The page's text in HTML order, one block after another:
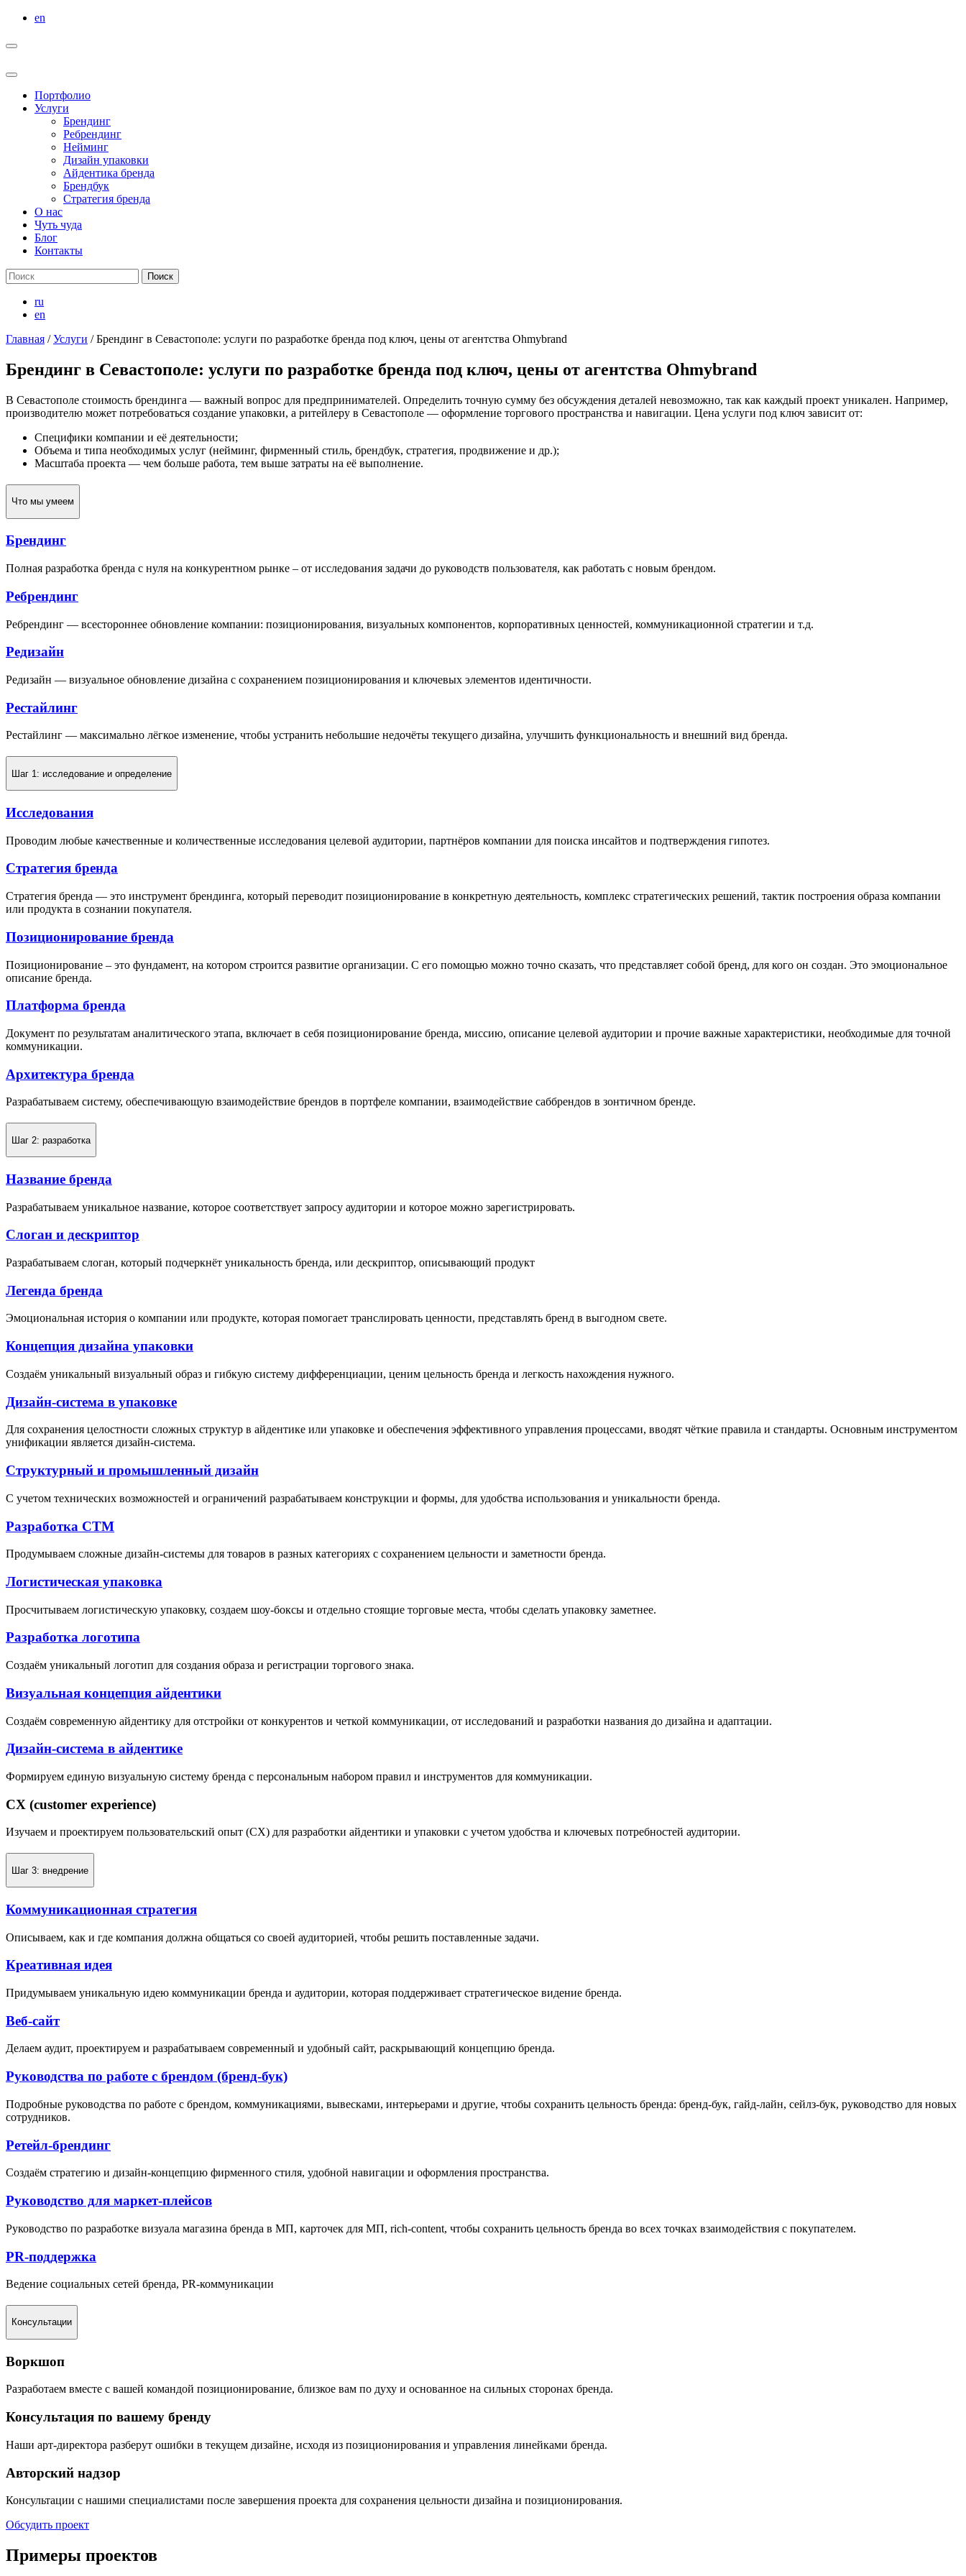
Перейти
содержимому
en
Портфолио
Услуги
Брендинг
Ребрендинг
Нейминг
Дизайн упаковки
Айдентика бренда
Брендбук
Стратегия бренда
О нас
Чуть чуда
Блог
Контакты
Результаты
поиска:
ru
en
Главная /Услуги /Брендинг в Севастополе: услуги по разработке бренда под ключ, цены от агентства Ohmybrand
Брендинг в Севастополе: услуги по разработке бренда под ключ, цены от агентства Ohmybrand
В Севастополе стоимость брендинга — важный вопрос для предпринимателей. Определить точную сумму без обсуждения деталей невозможно, так как каждый проект уникален. Например,
производителю может потребоваться создание упаковки, а ритейлеру в Севастополе — оформление торгового пространства и навигации. Цена услуги под ключ зависит от:
Специфики компании и её деятельности;
Объема и типа необходимых услуг (нейминг, фирменный стиль, брендбук, стратегия, продвижение и др.);
Масштаба проекта — чем больше работа, тем выше затраты на её выполнение.
Что мы умеем
Брендинг
Полная разработка бренда с нуля на конкурентном рынке – от исследования задачи до руководств пользователя, как работать с новым брендом.
Ребрендинг
Ребрендинг — всестороннее обновление компании: позиционирования, визуальных компонентов, корпоративных ценностей, коммуникационной стратегии и т.д.
Редизайн
Редизайн — визуальное обновление дизайна с сохранением позиционирования и ключевых элементов идентичности.
Рестайлинг
Рестайлинг — максимально лёгкое изменение, чтобы устранить небольшие недочёты текущего дизайна, улучшить функциональность и внешний вид бренда.
Шаг 1: исследование и определение
Исследования
Проводим любые качественные и количественные исследования целевой аудитории, партнёров компании для поиска инсайтов и подтверждения гипотез.
Стратегия бренда
Стратегия бренда — это инструмент брендинга, который переводит позиционирование в конкретную деятельность, комплекс стратегических решений, тактик построения образа компании
или продукта в сознании покупателя.
Позиционирование бренда
Позиционирование – это фундамент, на котором строится развитие организации. С его помощью можно точно сказать, что представляет собой бренд, для кого он создан. Это эмоциональное
описание бренда.
Платформа бренда
Документ по результатам аналитического этапа, включает в себя позиционирование бренда, миссию, описание целевой аудитории и прочие важные характеристики, необходимые для точной
коммуникации.
Архитектура бренда
Разрабатываем систему, обеспечивающую взаимодействие брендов в портфеле компании, взаимодействие саббрендов в зонтичном бренде.
Шаг 2: разработка
Название бренда
Разрабатываем уникальное название, которое соответствует запросу аудитории и которое можно зарегистрировать.
Слоган и дескриптор
Разрабатываем слоган, который подчеркнёт уникальность бренда, или дескриптор, описывающий продукт
Легенда бренда
Эмоциональная история о компании или продукте, которая помогает транслировать ценности, представлять бренд в выгодном свете.
Концепция дизайна упаковки
Создаём уникальный визуальный образ и гибкую систему дифференциации, ценим цельность бренда и легкость нахождения нужного.
Дизайн-система в упаковке
Для сохранения целостности сложных структур в айдентике или упаковке и обеспечения эффективного управления процессами, вводят чёткие правила и стандарты. Основным инструментом
унификации является дизайн-система.
Структурный и промышленный дизайн
С учетом технических возможностей и ограничений разрабатываем конструкции и формы, для удобства использования и уникальности бренда.
Разработка СТМ
Продумываем сложные дизайн-системы для товаров в разных категориях с сохранением цельности и заметности бренда.
Логистическая упаковка
Просчитываем логистическую упаковку, создаем шоу-боксы и отдельно стоящие торговые места, чтобы сделать упаковку заметнее.
Разработка логотипа
Создаём уникальный логотип для создания образа и регистрации торгового знака.
Визуальная концепция айдентики
Создаём современную айдентику для отстройки от конкурентов и четкой коммуникации, от исследований и разработки названия до дизайна и адаптации.
Дизайн-система в айдентике
Формируем единую визуальную систему бренда с персональным набором правил и инструментов для коммуникации.
CX (customer experience)
Изучаем и проектируем пользовательский опыт (CX) для разработки айдентики и упаковки с учетом удобства и ключевых потребностей аудитории.
Шаг 3: внедрение
Коммуникационная стратегия
Описываем, как и где компания должна общаться со своей аудиторией, чтобы решить поставленные задачи.
Креативная идея
Придумываем уникальную идею коммуникации бренда и аудитории, которая поддерживает стратегическое видение бренда.
Веб-сайт
Делаем аудит, проектируем и разрабатываем современный и удобный сайт, раскрывающий концепцию бренда.
Руководства по работе с брендом (бренд-бук)
Подробные руководства по работе с брендом, коммуникациями, вывесками, интерьерами и другие, чтобы сохранить цельность бренда: бренд-бук, гайд-лайн, сейлз-бук, руководство для новых
сотрудников.
Ретейл-брендинг
Создаём стратегию и дизайн-концепцию фирменного стиля, удобной навигации и оформления пространства.
Руководство для маркет-плейсов
Руководство по разработке визуала магазина бренда в МП, карточек для МП, rich-content, чтобы сохранить цельность бренда во всех точках взаимодействия с покупателем.
PR-поддержка
Ведение социальных сетей бренда, PR-коммуникации
Консультации
Воркшоп
Разработаем вместе с вашей командой позиционирование, близкое вам по духу и основанное на сильных сторонах бренда.
Консультация по вашему бренду
Наши арт-директора разберут ошибки в текущем дизайне, исходя из позиционирования и управления линейками бренда.
Авторский надзор
Консультации с нашими специалистами после завершения проекта для сохранения цельности дизайна и позиционирования.
Обсудить проект
Примеры проектов